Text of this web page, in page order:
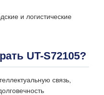
и логистические
UT-S72105?
связь,